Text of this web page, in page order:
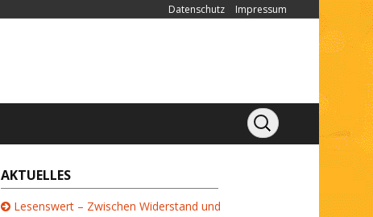
Datenschutz Impressum
AKTUELLES
Lesenswert – Zwischen Widerstand und